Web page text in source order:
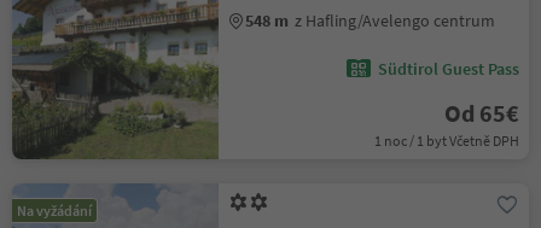
548 m z Hafling/Avelengo centrum
Südtirol Guest Pass
Od 65€
1 noc / 1 byt Včetně DPH
Na vyžádání